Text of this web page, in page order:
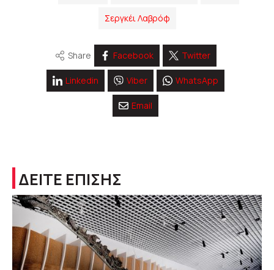
Σεργκέι Λαβρόφ
Share Facebook Twitter
Linkedin Viber WhatsApp
Email
ΔΕΙΤΕ ΕΠΙΣΗΣ